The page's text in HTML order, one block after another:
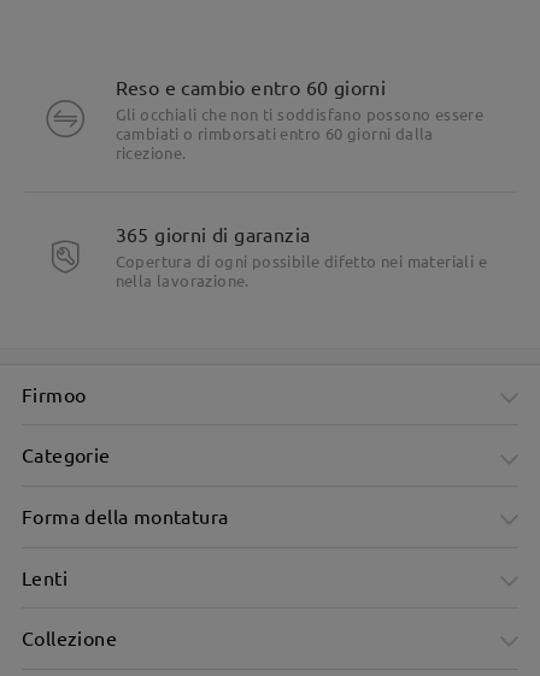
Reso e cambio entro 60 giorni
Gli occhiali che non ti soddisfano possono essere
cambiati o rimborsati entro 60 giorni dalla
ricezione.
365 giorni di garanzia
Copertura di ogni possibile difetto nei materiali e
nella lavorazione.
Firmoo
Categorie
Forma della montatura
Lenti
Collezione